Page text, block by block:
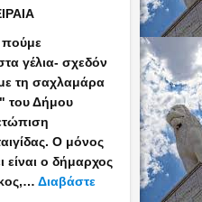
πούμε
γέλια- σχεδόν
τη σαχλαμάρα
του Δήμου
Ο μόνος
είναι ο δήμαρχος
Διαβάστε